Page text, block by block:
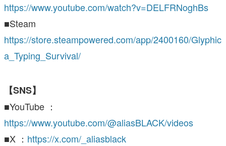
https://www.youtube.com/watch?v=DELFRNoghBs
■Steam
https://store.steampowered.com/app/2400160/Glyphic
a_Typing_Survival/
【SNS】
■YouTube ：
https://www.youtube.com/@aliasBLACK/videos
■X ： https://x.com/_aliasblack